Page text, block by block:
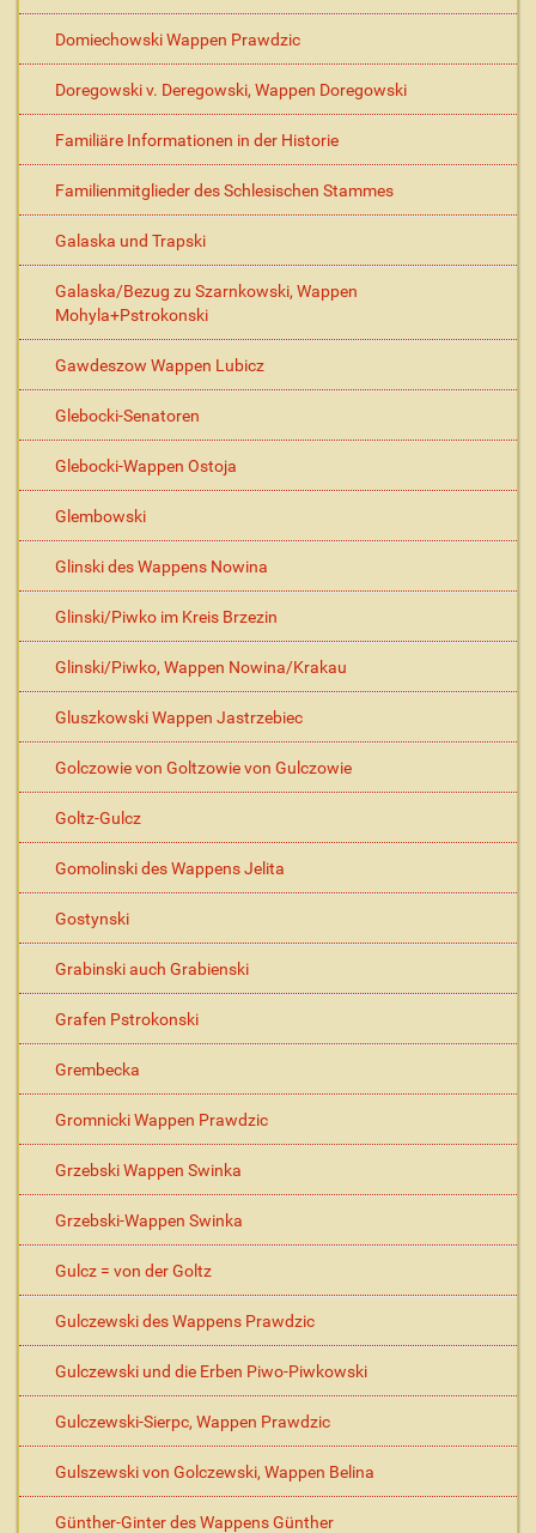
Domiechowski Wappen Prawdzic
Doregowski v. Deregowski, Wappen Doregowski
Familiäre Informationen in der Historie
Familienmitglieder des Schlesischen Stammes
Galaska und Trapski
Galaska/Bezug zu Szarnkowski, Wappen
Mohyla+Pstrokonski
Gawdeszow Wappen Lubicz
Glebocki-Senatoren
Glebocki-Wappen Ostoja
Glembowski
Glinski des Wappens Nowina
Glinski/Piwko im Kreis Brzezin
Glinski/Piwko, Wappen Nowina/Krakau
Gluszkowski Wappen Jastrzebiec
Golczowie von Goltzowie von Gulczowie
Goltz-Gulcz
Gomolinski des Wappens Jelita
Gostynski
Grabinski auch Grabienski
Grafen Pstrokonski
Grembecka
Gromnicki Wappen Prawdzic
Grzebski Wappen Swinka
Grzebski-Wappen Swinka
Gulcz = von der Goltz
Gulczewski des Wappens Prawdzic
Gulczewski und die Erben Piwo-Piwkowski
Gulczewski-Sierpc, Wappen Prawdzic
Gulszewski von Golczewski, Wappen Belina
Günther-Ginter des Wappens Günther